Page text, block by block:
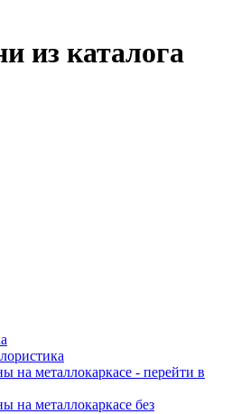
из каталога
на металлокаркасе - перейти в
на металлокаркасе без